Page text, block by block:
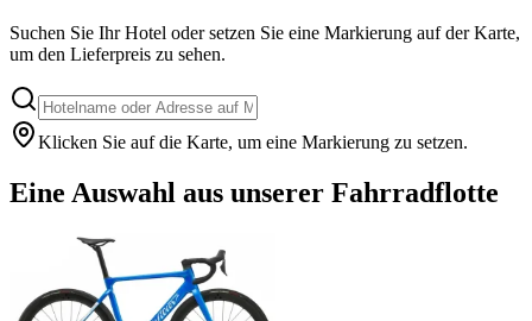
Suchen Sie Ihr Hotel oder setzen Sie eine Markierung auf der Karte,
um den Lieferpreis zu sehen.
Klicken Sie auf die Karte, um eine Markierung zu setzen.
+
Leaflet |© OpenStreetMap
Eine Auswahl aus unserer Fahrradflotte